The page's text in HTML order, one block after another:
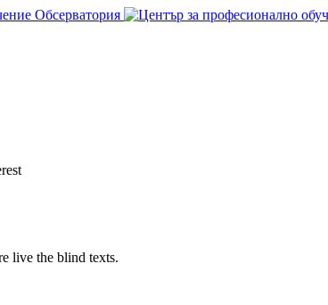
live the blind texts.